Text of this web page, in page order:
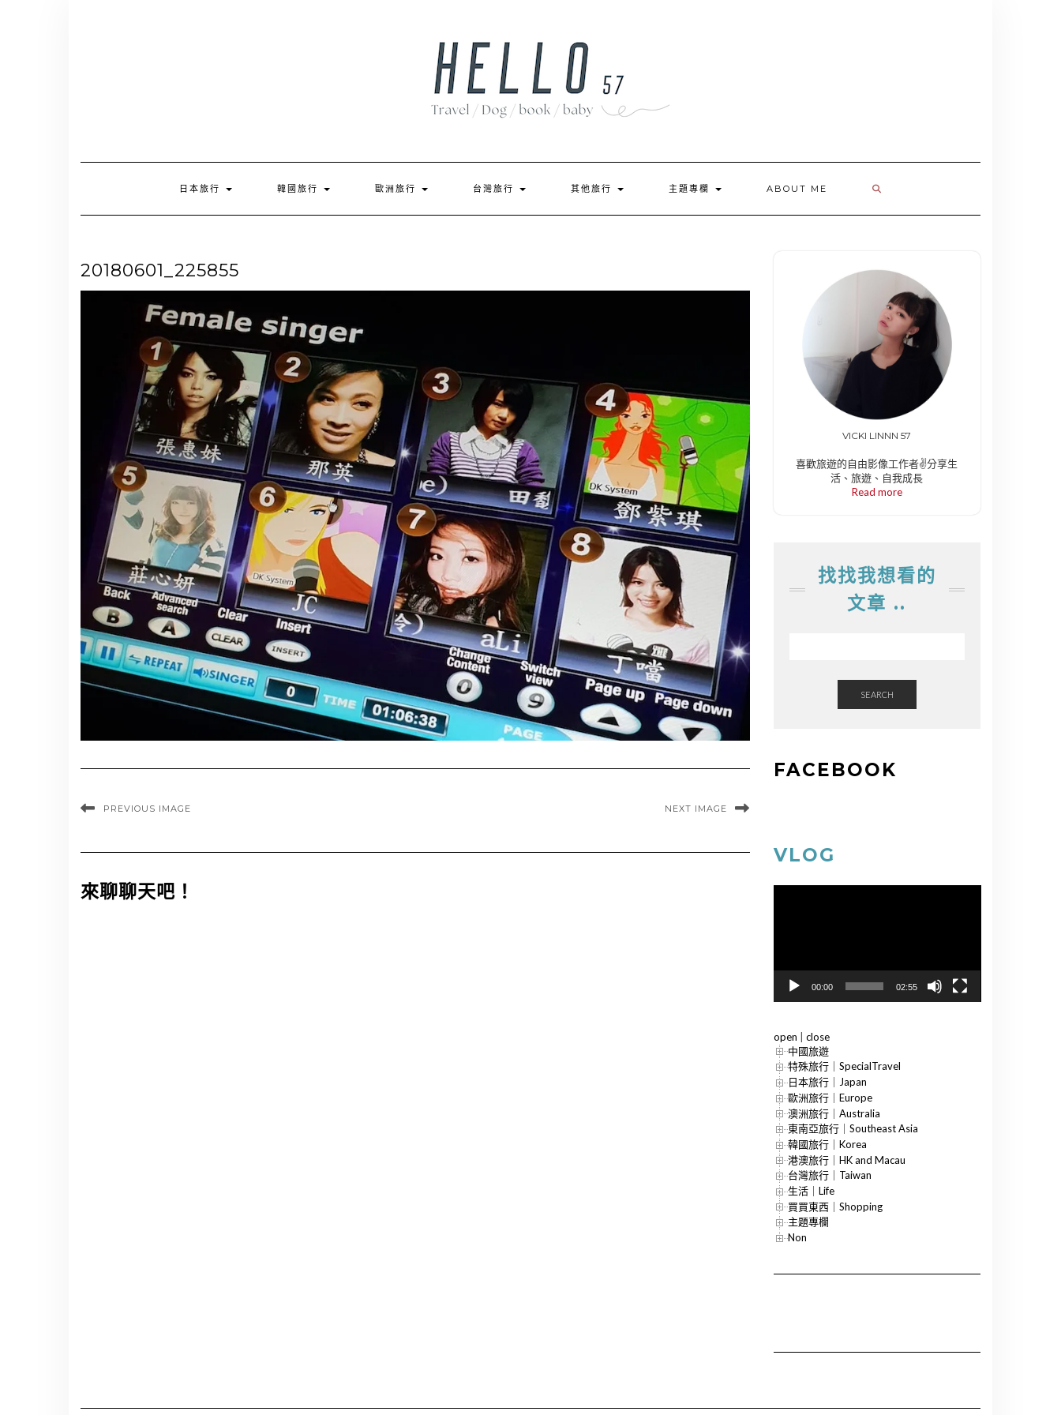
日本旅行 韓國旅行 歐洲旅行 台灣旅行 其他旅行 主題專欄 ABOUT ME
20180601_225855
PREVIOUS IMAGE NEXT IMAGE
來聊聊天吧！
VICKI LINNN 57
喜歡旅遊的自由影像工作者✌️分享生
活、旅遊、自我成長
Read more
找找我想看的
文章 ..
SEARCH
FACEBOOK
VLOG
00:00 02:55
open
close
中國旅遊
特殊旅行｜SpecialTravel
日本旅行｜Japan
歐洲旅行｜Europe
澳洲旅行｜Australia
東南亞旅行｜Southeast Asia
韓國旅行｜Korea
港澳旅行｜HK and Macau
台灣旅行｜Taiwan
生活｜Life
買買東西｜Shopping
主題專欄
Non